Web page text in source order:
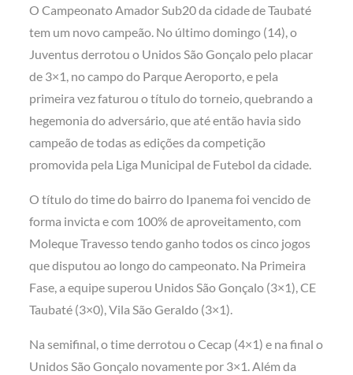
O Campeonato Amador Sub20 da cidade de Taubaté
tem um novo campeão. No último domingo (14), o
Juventus derrotou o Unidos São Gonçalo pelo placar
de 3×1, no campo do Parque Aeroporto, e pela
primeira vez faturou o título do torneio, quebrando a
hegemonia do adversário, que até então havia sido
campeão de todas as edições da competição
promovida pela Liga Municipal de Futebol da cidade.
O título do time do bairro do Ipanema foi vencido de
forma invicta e com 100% de aproveitamento, com
Moleque Travesso tendo ganho todos os cinco jogos
que disputou ao longo do campeonato. Na Primeira
Fase, a equipe superou Unidos São Gonçalo (3×1), CE
Taubaté (3×0), Vila São Geraldo (3×1).
Na semifinal, o time derrotou o Cecap (4×1) e na final o
Unidos São Gonçalo novamente por 3×1. Além da